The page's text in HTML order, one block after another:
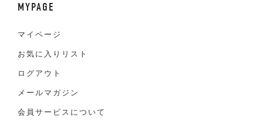
MYPAGE
マイページ
お気に入りリスト
ログアウト
メールマガジン
会員サービスについて